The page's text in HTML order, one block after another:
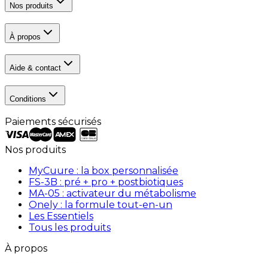
Nos produits
À propos
Aide & contact
Conditions
Paiements sécurisés
Nos produits
MyCuure : la box personnalisée
FS-3B : pré + pro + postbiotiques
MA-05 : activateur du métabolisme
Onely : la formule tout-en-un
Les Essentiels
Tous les produits
À propos